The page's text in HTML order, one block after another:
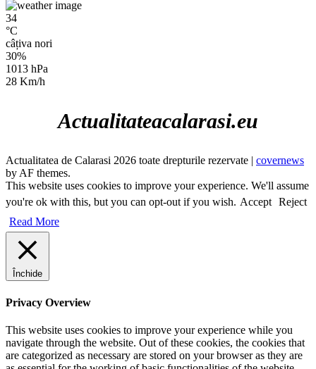
34
°C
câțiva nori
30%
1013 hPa
28 Km/h
Actualitateacalarasi.eu
Actualitatea de Calarasi 2026 toate drepturile rezervate | covernews
by AF themes.
This website uses cookies to improve your experience. We'll assume
you're ok with this, but you can opt-out if you wish. Accept Reject
Read More
Închide
Privacy Overview
This website uses cookies to improve your experience while you
navigate through the website. Out of these cookies, the cookies that
are categorized as necessary are stored on your browser as they are